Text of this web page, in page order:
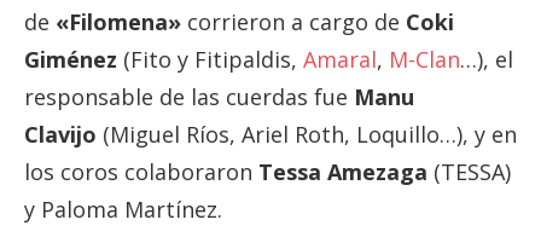
de «Filomena» corrieron a cargo de Coki
Giménez (Fito y Fitipaldis, Amaral, M-Clan…), el
responsable de las cuerdas fue Manu
Clavijo (Miguel Ríos, Ariel Roth, Loquillo…), y en
los coros colaboraron Tessa Amezaga (TESSA)
y Paloma Martínez.